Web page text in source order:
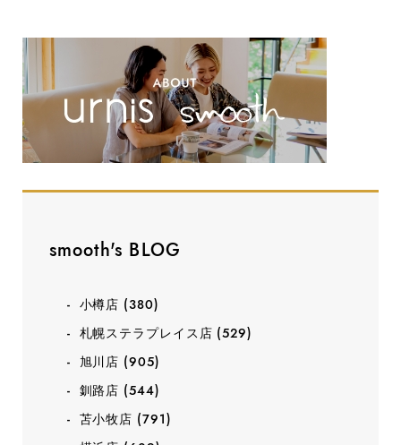
smooth's BLOG
小樽店 (380)
札幌ステラプレイス店 (529)
旭川店 (905)
釧路店 (544)
苫小牧店 (791)